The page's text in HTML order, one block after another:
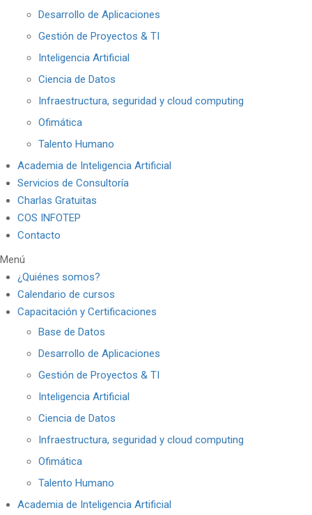
Desarrollo de Aplicaciones
Gestión de Proyectos & TI
Inteligencia Artificial
Ciencia de Datos
Infraestructura, seguridad y cloud computing
Ofimática
Talento Humano
Academia de Inteligencia Artificial
Servicios de Consultoría
Charlas Gratuitas
COS INFOTEP
Contacto
Menú
¿Quiénes somos?
Calendario de cursos
Capacitación y Certificaciones
Base de Datos
Desarrollo de Aplicaciones
Gestión de Proyectos & TI
Inteligencia Artificial
Ciencia de Datos
Infraestructura, seguridad y cloud computing
Ofimática
Talento Humano
Academia de Inteligencia Artificial